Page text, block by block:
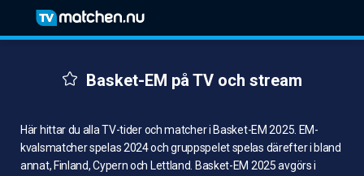
Basket-EM på TV och stream
Här hittar du alla TV-tider och matcher i Basket-EM 2025. EM-
kvalsmatcher spelas 2024 och gruppspelet spelas därefter i bland
annat, Finland, Cypern och Lettland. Basket-EM 2025 avgörs i